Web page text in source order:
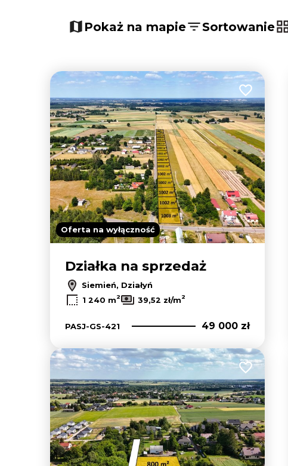
Pokaż na mapie Sortowanie
Oferta na wyłączność
Dodaj do
Działka na sprzedaż
Siemień, Działyń
1 240 m2 39,52 zł/m2
PASJ-GS-421 49 000 zł
Dodaj do